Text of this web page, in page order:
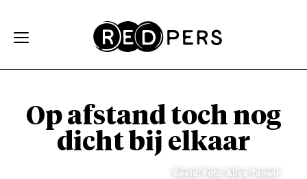
Op afstand toch nog
dicht bij elkaar
Beeld: Foto: Aliya Tanwir